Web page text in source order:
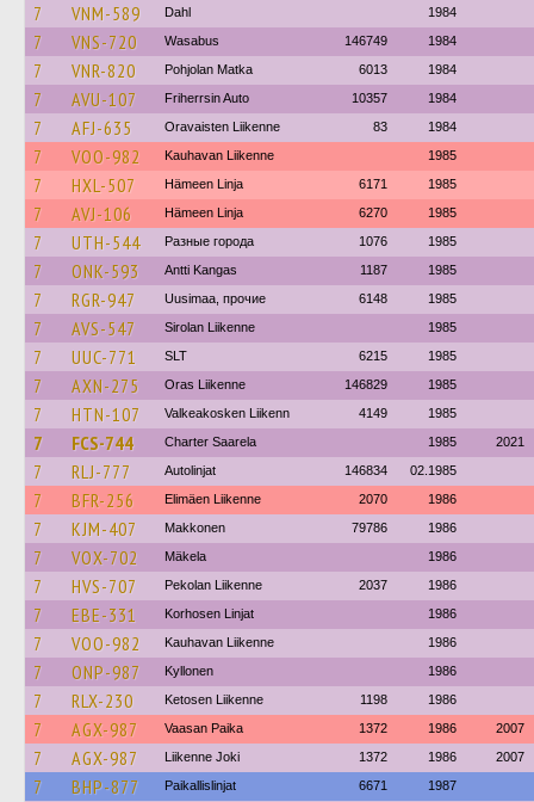
7 VNM-589 Dahl 1984
7 VNS-720 Wasabus 146749 1984
7 VNR-820 Pohjolan Matka 6013 1984
7 AVU-107 Friherrsin Auto 10357 1984
7 AFJ-635 Oravaisten Liikenne 83 1984
7 VOO-982 Kauhavan Liikenne 1985
7 HXL-507 Hämeen Linja 6171 1985
7 AVJ-106 Hämeen Linja 6270 1985
7 UTH-544 Разные города 1076 1985
7 ONK-593 Antti Kangas 1187 1985
7 RGR-947 Uusimaa, прочие 6148 1985
7 AVS-547 Sirolan Liikenne 1985
7 UUC-771 SLT 6215 1985
7 AXN-275 Oras Liikenne 146829 1985
7 HTN-107 Valkeakosken Liikenn 4149 1985
7 FCS-744 Charter Saarela 1985 2021
7 RLJ-777 Autolinjat 146834 02.1985
7 BFR-256 Elimäen Liikenne 2070 1986
7 KJM-407 Makkonen 79786 1986
7 VOX-702 Mäkela 1986
7 HVS-707 Pekolan Liikenne 2037 1986
7 EBE-331 Korhosen Linjat 1986
7 VOO-982 Kauhavan Liikenne 1986
7 ONP-987 Kyllonen 1986
7 RLX-230 Ketosen Liikenne 1198 1986
7 AGX-987 Vaasan Paika 1372 1986 2007
7 AGX-987 Liikenne Joki 1372 1986 2007
7 BHP-877 Paikallislinjat 6671 1987